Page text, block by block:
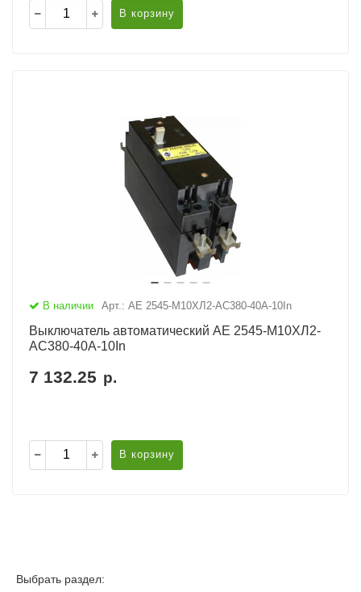
В корзину
В наличии Арт.: АЕ 2545-М10ХЛ2-AC380-40А-10In
Выключатель автоматический АЕ 2545-М10ХЛ2-
AC380-40А-10In
7 132.25 р.
В корзину
Выбрать раздел: